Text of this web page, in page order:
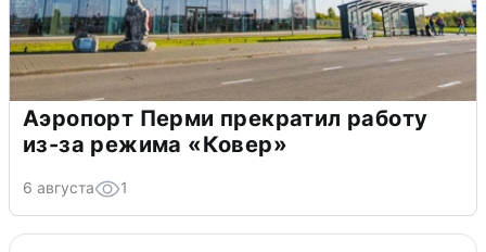
Аэропорт Перми прекратил работу
из-за режима «Ковер»
6 августа 1